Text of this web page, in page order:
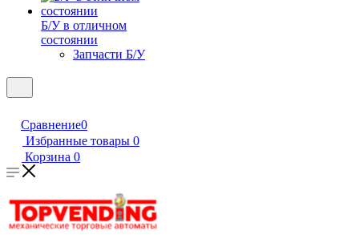
Б/У в отличном
состоянии
Запчасти Б/У
Сравнение0
Избранные товары 0
Корзина 0